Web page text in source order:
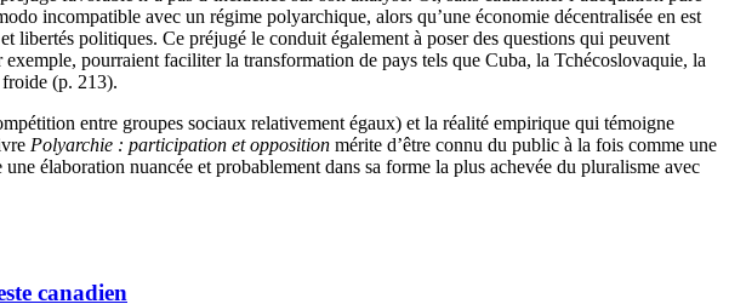
incompatible avec un régime polyarchique, alors qu’une économie décentralisée en est
libertés politiques. Ce préjugé le conduit également à poser des questions qui peuvent
pourraient faciliter la transformation de pays tels que Cuba, la Tchécoslovaquie, la
(p. 213).
entre groupes sociaux relativement égaux) et la réalité empirique qui témoigne
Polyarchie : participation et opposition mérite d’être connu du public à la fois comme une
élaboration nuancée et probablement dans sa forme la plus achevée du pluralisme avec
canadien